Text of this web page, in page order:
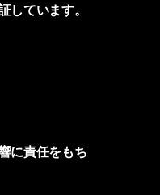
しています。
に責任をもち